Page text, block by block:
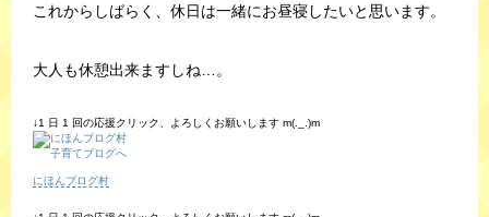
これからしばらく、休日は一緒にお昼寝したいと思います。
大人も休憩出来ますしね…。
↓1 日 1 回の応援クリック、よろしくお願いします m(._.)m
にほんブログ村